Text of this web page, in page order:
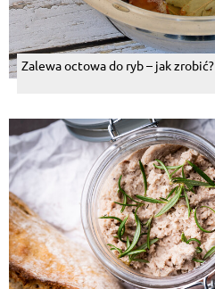
Zalewa octowa do ryb – jak zrobić?